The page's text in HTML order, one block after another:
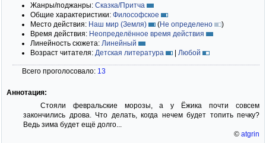
Жанры/поджанры: Сказка/Притча
Общие характеристики: Философское
Место действия: Наш мир (Земля) (Не определено
)
Время действия: Неопределённое время действия
Линейность сюжета: Линейный
Возраст читателя: Детская литература | Любой
Всего проголосовало: 13
Аннотация:
Стояли февральские морозы, а у Ёжика почти совсем
закончились дрова. Что делать, когда нечем будет топить печку?
Ведь зима будет ещё долго...
© atgrin